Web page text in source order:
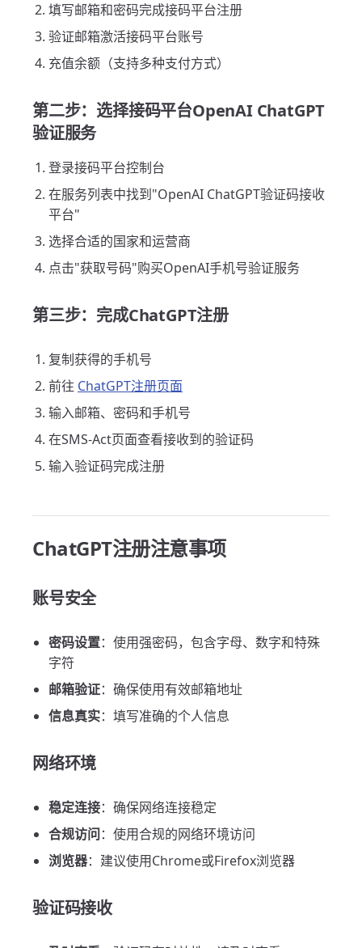
填写邮箱和密码完成接码平台注册
验证邮箱激活接码平台账号
充值余额（支持多种支付方式）
第二步：选择接码平台OpenAI ChatGPT
验证服务
登录接码平台控制台
在服务列表中找到"OpenAI ChatGPT验证码接收
平台"
选择合适的国家和运营商
点击"获取号码"购买OpenAI手机号验证服务
第三步：完成ChatGPT注册
复制获得的手机号
前往 ChatGPT注册页面
输入邮箱、密码和手机号
在SMS-Act页面查看接收到的验证码
输入验证码完成注册
ChatGPT注册注意事项
账号安全
密码设置：使用强密码，包含字母、数字和特殊
字符
邮箱验证：确保使用有效邮箱地址
信息真实：填写准确的个人信息
网络环境
稳定连接：确保网络连接稳定
合规访问：使用合规的网络环境访问
浏览器：建议使用Chrome或Firefox浏览器
验证码接收